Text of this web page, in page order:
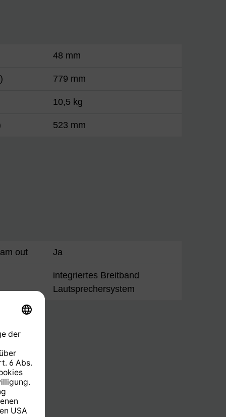
48 mm
779 mm
10,5 kg
523 mm
out Ja
integriertes Breitband
Lautsprechersystem